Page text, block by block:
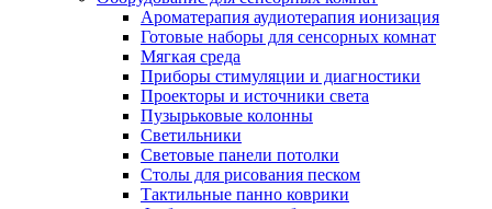
Ароматерапия аудиотерапия ионизация
Готовые наборы для сенсорных комнат
Мягкая среда
Приборы стимуляции и диагностики
Проекторы и источники света
Пузырьковые колонны
Светильники
Световые панели потолки
Столы для рисования песком
Тактильные панно коврики